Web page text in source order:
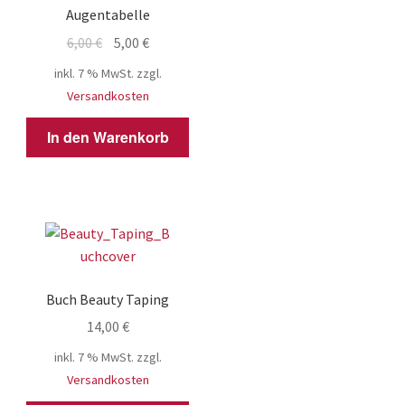
Augentabelle
6,00€ Ursprünglicher
5,00 €Aktueller
ist:
inkl. 7 % MwSt. zzgl.
Versandkosten
In den Warenkorb
Buch Beauty Taping
14,00 €
inkl. 7 % MwSt. zzgl.
Versandkosten